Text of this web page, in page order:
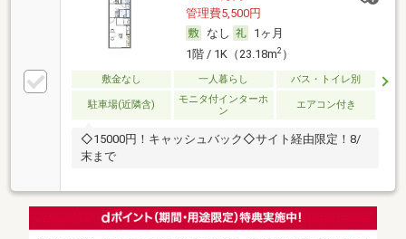
管理費5,500円
なし
1ヶ月
1階 / 1K（23.18m2）
敷金なし 一人暮らし バス・トイレ別
駐車場(近隣含)
モニタ付インターホ
ン
エアコン付き
◇15000円！キャッシュバック◇サイト経由限定！8/
末まで